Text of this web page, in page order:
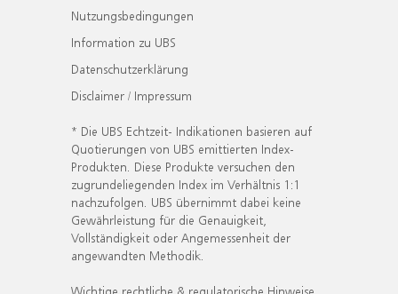
Nutzungsbedingungen
Information zu UBS
Datenschutzerklärung
Disclaimer / Impressum
* Die UBS Echtzeit- Indikationen basieren auf
Quotierungen von UBS emittierten Index-
Produkten. Diese Produkte versuchen den
zugrundeliegenden Index im Verhältnis 1:1
nachzufolgen. UBS übernimmt dabei keine
Gewährleistung für die Genauigkeit,
Vollständigkeit oder Angemessenheit der
angewandten Methodik.